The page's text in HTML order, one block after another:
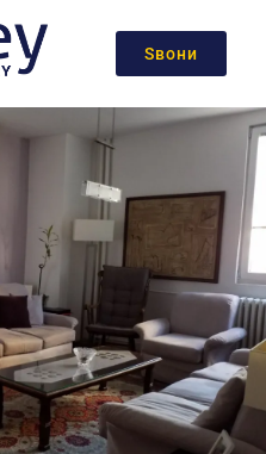
Ѕвони